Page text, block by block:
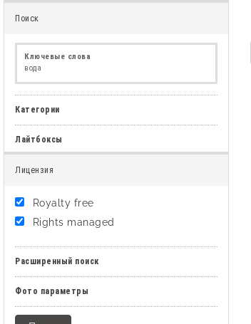
Поиск
Ключевые слова
вода
Категории
Лайтбоксы
Лицензия
Royalty free
Rights managed
Расширенный поиск
Фото параметры